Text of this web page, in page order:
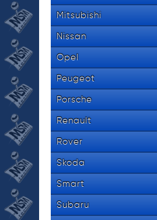
Mitsubishi
Nissan
Opel
Peugeot
Porsche
Renault
Rover
Skoda
Smart
Subaru